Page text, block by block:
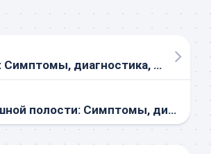
Рак колена: Симптомы, диагностика, лечение и профилактика – Полное руководство
Рак брюшной полости: Симптомы, диагностика и лечение в онкоцентре Москвы